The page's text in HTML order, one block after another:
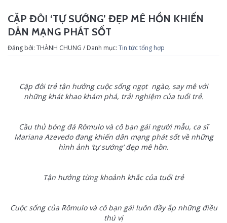
CẶP ĐÔI ‘TỰ SƯỚNG’ ĐẸP MÊ HỒN KHIẾN
DÂN MẠNG PHÁT SỐT
Đăng bởi: THÀNH CHUNG / Danh mục: Tin tức tổng hợp
Cặp đôi trẻ tận hưởng cuộc sống ngọt ngào, say mê với
những khát khao khám phá, trải nghiệm của tuổi trẻ.
Cầu thủ bóng đá Rômulo và cô bạn gái người mẫu, ca sĩ
Mariana Azevedo đang khiến dân mạng phát sốt về những
hình ảnh ‘tự sướng’ đẹp mê hồn.
Tận hưởng từng khoảnh khắc của tuổi trẻ
Cuộc sống của Rômulo và cô bạn gái luôn đầy ắp những điều
thú vị